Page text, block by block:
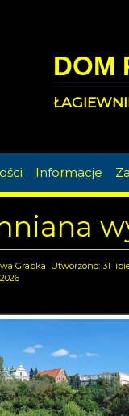
DOM
Informacje
Grabka Utworzono: 31